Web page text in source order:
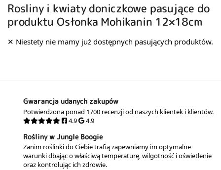
Rosliny i kwiaty doniczkowe pasujące do
produktu Osłonka Mohikanin 12×18cm
Gwarancja udanych zakupów
Potwierdzona ponad 1700 recenzji od naszych klientek i klientów.
4.9
4.9
Rośliny w Jungle Boogie
Zanim roślinki do Ciebie trafią zapewniamy im optymalne
warunki dbając o właściwą temperaturę, wilgotność i oświetlenie
oraz kontrolując ich zdrowie.